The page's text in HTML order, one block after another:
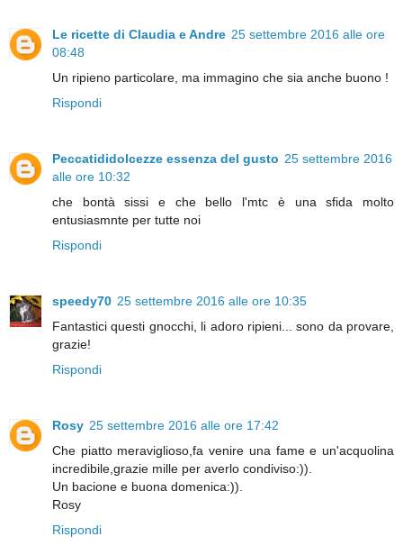
Le ricette di Claudia e Andre 25 settembre 2016 alle ore
08:48
Un ripieno particolare, ma immagino che sia anche buono !
Rispondi
Peccatididolcezze essenza del gusto 25 settembre 2016
alle ore 10:32
che bontà sissi e che bello l'mtc è una sfida molto
entusiasmnte per tutte noi
Rispondi
speedy70 25 settembre 2016 alle ore 10:35
Fantastici questi gnocchi, li adoro ripieni... sono da provare,
grazie!
Rispondi
Rosy 25 settembre 2016 alle ore 17:42
Che piatto meraviglioso,fa venire una fame e un'acquolina
incredibile,grazie mille per averlo condiviso:)).
Un bacione e buona domenica:)).
Rosy
Rispondi